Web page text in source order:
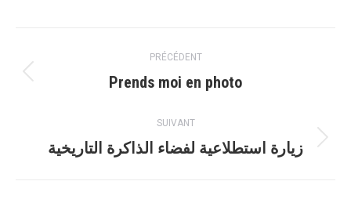
article
PRÉCÉDENT
Article
:
Prends moi en photo
SUIVANT
Article
زيارة استطلاعية لفضاء الذاكرة التاريخية